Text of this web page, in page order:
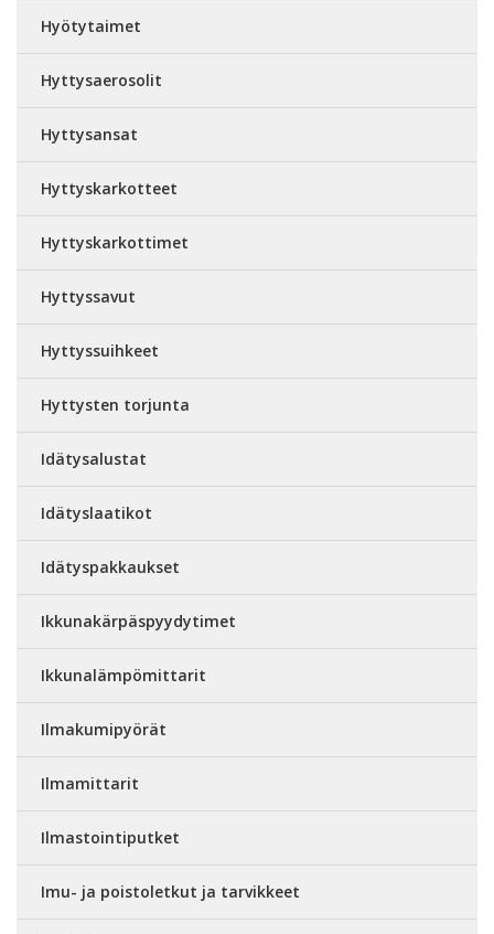
Hyötytaimet
Hyttysaerosolit
Hyttysansat
Hyttyskarkotteet
Hyttyskarkottimet
Hyttyssavut
Hyttyssuihkeet
Hyttysten torjunta
Idätysalustat
Idätyslaatikot
Idätyspakkaukset
Ikkunakärpäspyydytimet
Ikkunalämpömittarit
Ilmakumipyörät
Ilmamittarit
Ilmastointiputket
Imu- ja poistoletkut ja tarvikkeet